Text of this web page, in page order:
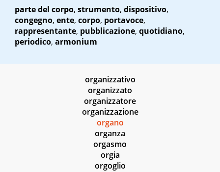
parte del corpo, strumento, dispositivo,
congegno, ente, corpo, portavoce,
rappresentante, pubblicazione, quotidiano,
periodico, armonium
organizzativo
organizzato
organizzatore
organizzazione
organo
organza
orgasmo
orgia
orgoglio